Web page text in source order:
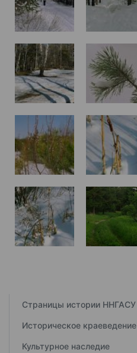
Страницы истории ННГАСУ
Историческое краеведение
Культурное наследие